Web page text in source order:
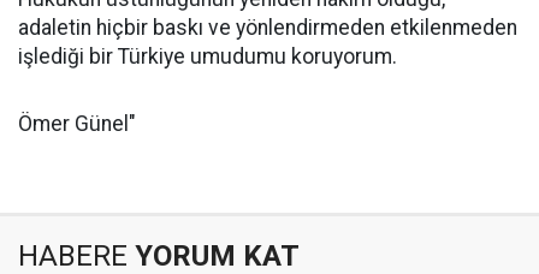
adaletin hiçbir baskı ve yönlendirmeden etkilenmeden
işlediği bir Türkiye umudumu koruyorum.
Ömer Günel"
HABERE YORUM KAT